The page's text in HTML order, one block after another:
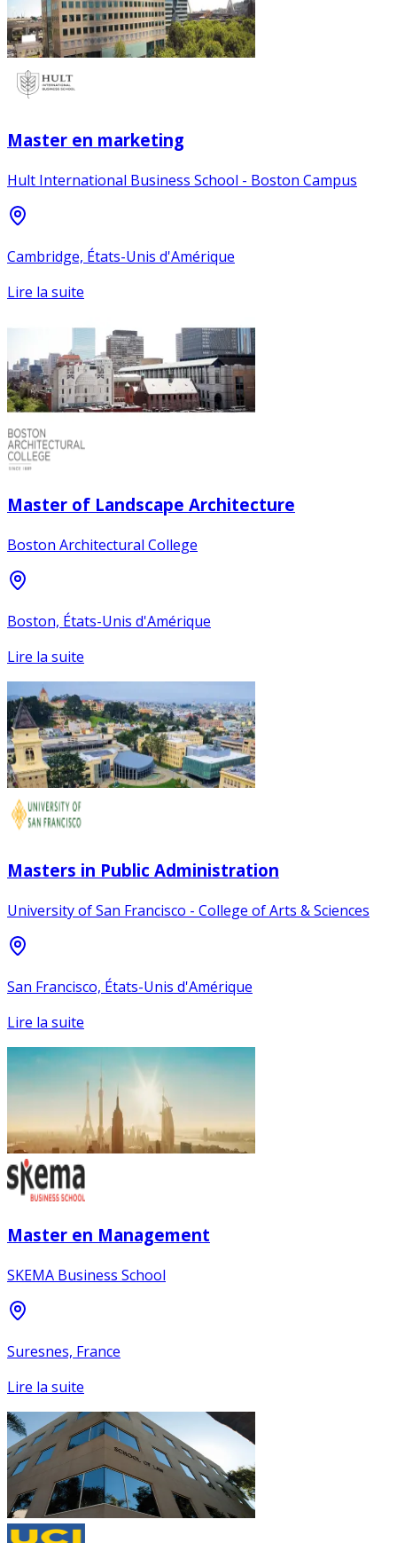
Master en marketing
Hult International Business School - Boston Campus
Cambridge, États-Unis d'Amérique
Lire la suite
Master of Landscape Architecture
Boston Architectural College
Boston, États-Unis d'Amérique
Lire la suite
Masters in Public Administration
University of San Francisco - College of Arts & Sciences
San Francisco, États-Unis d'Amérique
Lire la suite
Master en Management
SKEMA Business School
Suresnes, France
Lire la suite